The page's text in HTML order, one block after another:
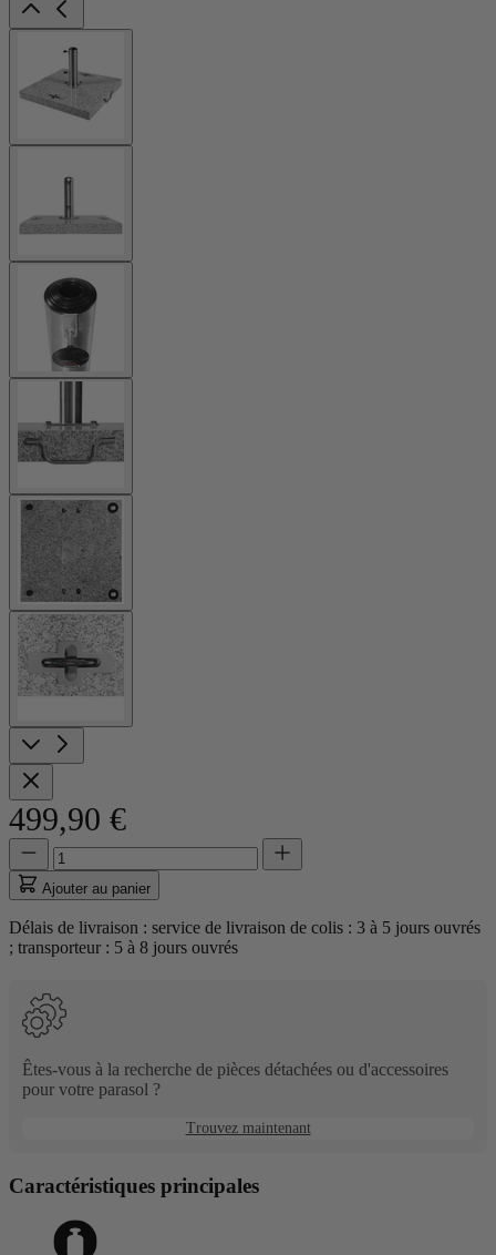
image
larger
image
image
View
larger
image
View
larger
image
499,90 €
Quantité
mise
jour
à
1
Quantité
Ajouter au panier
Délais de livraison : service de livraison de colis : 3 à 5 jours ouvrés
; transporteur : 5 à 8 jours ouvrés
Êtes-vous à la recherche de pièces détachées ou d'accessoires
pour votre parasol ?
Trouvez maintenant
Caractéristiques principales